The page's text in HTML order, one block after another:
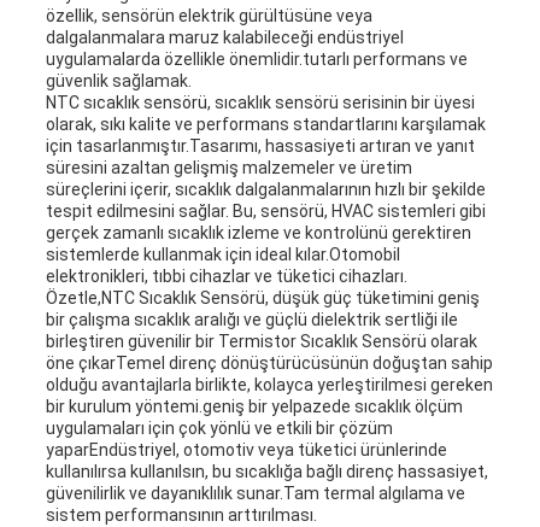
özellik, sensörün elektrik gürültüsüne veya
dalgalanmalara maruz kalabileceği endüstriyel
uygulamalarda özellikle önemlidir.tutarlı performans ve
güvenlik sağlamak.
NTC sıcaklık sensörü, sıcaklık sensörü serisinin bir üyesi
olarak, sıkı kalite ve performans standartlarını karşılamak
için tasarlanmıştır.Tasarımı, hassasiyeti artıran ve yanıt
süresini azaltan gelişmiş malzemeler ve üretim
süreçlerini içerir, sıcaklık dalgalanmalarının hızlı bir şekilde
tespit edilmesini sağlar. Bu, sensörü, HVAC sistemleri gibi
gerçek zamanlı sıcaklık izleme ve kontrolünü gerektiren
sistemlerde kullanmak için ideal kılar.Otomobil
elektronikleri, tıbbi cihazlar ve tüketici cihazları.
Özetle,NTC Sıcaklık Sensörü, düşük güç tüketimini geniş
bir çalışma sıcaklık aralığı ve güçlü dielektrik sertliği ile
birleştiren güvenilir bir Termistor Sıcaklık Sensörü olarak
öne çıkarTemel direnç dönüştürücüsünün doğuştan sahip
olduğu avantajlarla birlikte, kolayca yerleştirilmesi gereken
bir kurulum yöntemi.geniş bir yelpazede sıcaklık ölçüm
uygulamaları için çok yönlü ve etkili bir çözüm
yaparEndüstriyel, otomotiv veya tüketici ürünlerinde
kullanılırsa kullanılsın, bu sıcaklığa bağlı direnç hassasiyet,
güvenilirlik ve dayanıklılık sunar.Tam termal algılama ve
sistem performansının arttırılması.